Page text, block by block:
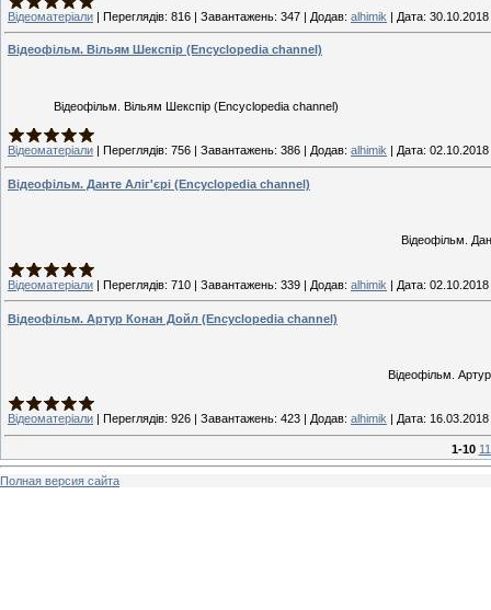
Відеоматеріали | Переглядів: 816 | Завантажень: 347 | Додав: alhimik | Дата: 30.10.2018
Відеофільм. Вільям Шекспір (Encyclopedia channel)
Відеофільм. Вільям Шекспір (Encyclopedia channel)
Відеоматеріали | Переглядів: 756 | Завантажень: 386 | Додав: alhimik | Дата: 02.10.2018
Відеофільм. Данте Аліг'єрі (Encyclopedia channel)
Відеофільм.
Відеоматеріали | Переглядів: 710 | Завантажень: 339 | Додав: alhimik | Дата: 02.10.2018
Відеофільм. Артур Конан Дойл (Encyclopedia channel)
Відеофільм.
Відеоматеріали Переглядів: 926 Завантажень: 423 Додав: alhimik Дата: 16.03.2018
1-10
Полная версия сайта